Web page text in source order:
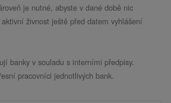
je nutné, abyste v dané době nic
živnost ještě před datem vyhlášení
banky v souladu s interními předpisy.
pracovníci jednotlivých bank.